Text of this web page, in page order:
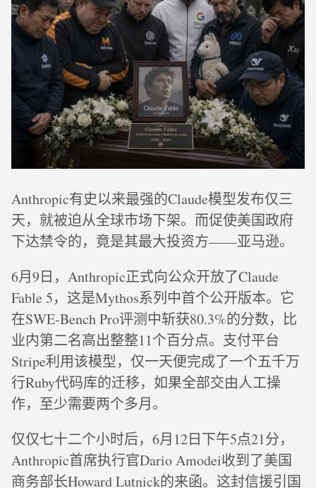
Anthropic有史以来最强的Claude模型发布仅三
天，就被迫从全球市场下架。而促使美国政府
下达禁令的，竟是其最大投资方——亚马逊。
6月9日，Anthropic正式向公众开放了Claude
Fable 5，这是Mythos系列中首个公开版本。它
在SWE-Bench Pro评测中斩获80.3%的分数，比
业内第二名高出整整11个百分点。支付平台
Stripe利用该模型，仅一天便完成了一个五千万
行Ruby代码库的迁移，如果全部交由人工操
作，至少需要两个多月。
仅仅七十二个小时后，6月12日下午5点21分，
Anthropic首席执行官Dario Amodei收到了美国
商务部长Howard Lutnick的来函。这封信援引国